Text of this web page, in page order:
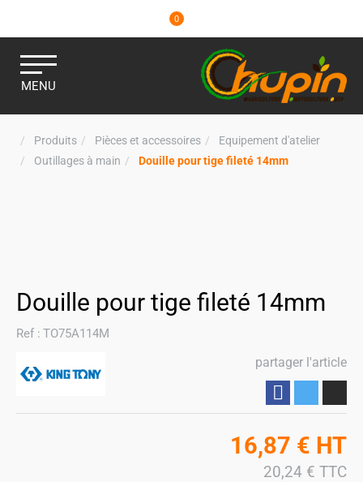
0
MENU
Produits Pièces et accessoires
Equipement d'atelier
Outillages à main
Douille pour tige fileté 14mm
Douille pour tige fileté 14mm
Ref : TO75A114M
partager l'article
16,87 € HT
20,24 € TTC